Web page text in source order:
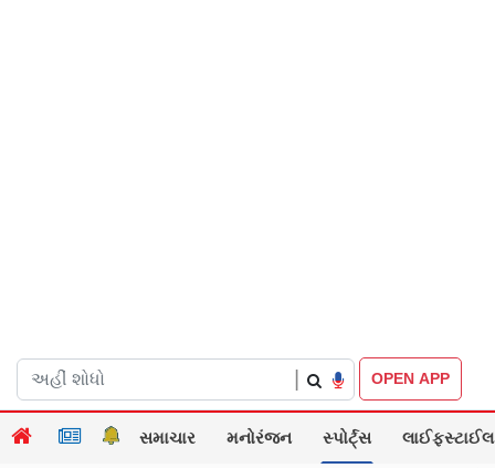
OPEN APP
સમાચાર મનોરંજન સ્પોર્ટ્સ લાઈફસ્ટાઈલ